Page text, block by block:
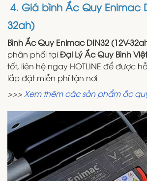
4. Giá bình Ắc Quy Enimac
32ah)
Bình Ắc Quy Enimac DIN32 (12V-
phân phối tạiĐại Lý Ắc Quy Bình
tốt, liên hệ ngay HOTLINE để được
lắp đặt miễn phí tận nơi
>>> Xem thêm các sản phẩm ắc